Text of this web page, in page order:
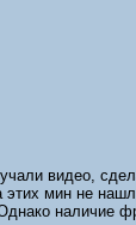
видео,
мин не
наличие